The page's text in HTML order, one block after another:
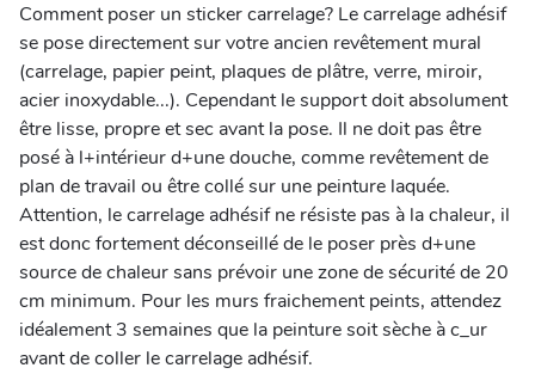
Comment poser un sticker carrelage? Le carrelage adhésif
se pose directement sur votre ancien revêtement mural
(carrelage, papier peint, plaques de plâtre, verre, miroir,
acier inoxydable...). Cependant le support doit absolument
être lisse, propre et sec avant la pose. Il ne doit pas être
posé à l+intérieur d+une douche, comme revêtement de
plan de travail ou être collé sur une peinture laquée.
Attention, le carrelage adhésif ne résiste pas à la chaleur, il
est donc fortement déconseillé de le poser près d+une
source de chaleur sans prévoir une zone de sécurité de 20
cm minimum. Pour les murs fraichement peints, attendez
idéalement 3 semaines que la peinture soit sèche à c_ur
avant de coller le carrelage adhésif.